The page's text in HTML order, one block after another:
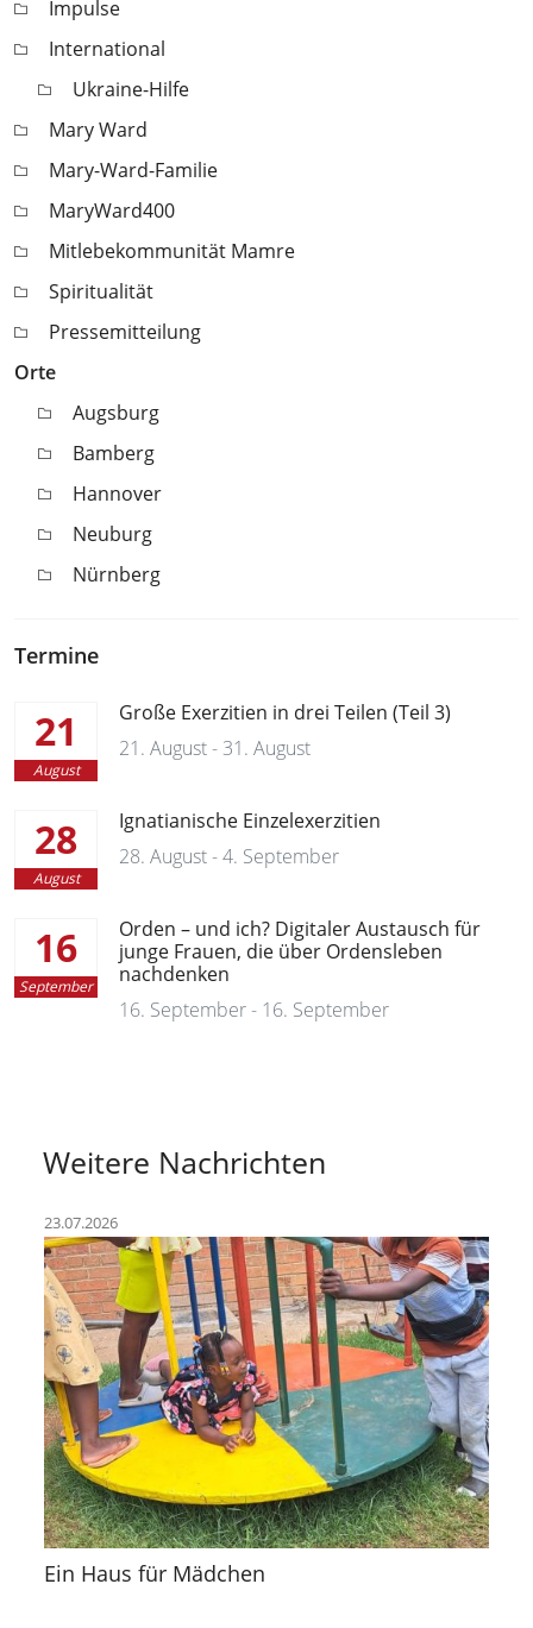
Impulse
International
Ukraine-Hilfe
Mary Ward
Mary-Ward-Familie
MaryWard400
Mitlebekommunität Mamre
Spiritualität
Pressemitteilung
Orte
Augsburg
Bamberg
Hannover
Neuburg
Nürnberg
Termine
21
August
Große Exerzitien in drei Teilen (Teil 3)
21. August - 31. August
28
August
Ignatianische Einzelexerzitien
28. August - 4. September
16
September
Orden – und ich? Digitaler Austausch für
junge Frauen, die über Ordensleben
nachdenken
16. September - 16. September
Weitere Nachrichten
23.07.2026
Ein Haus für Mädchen